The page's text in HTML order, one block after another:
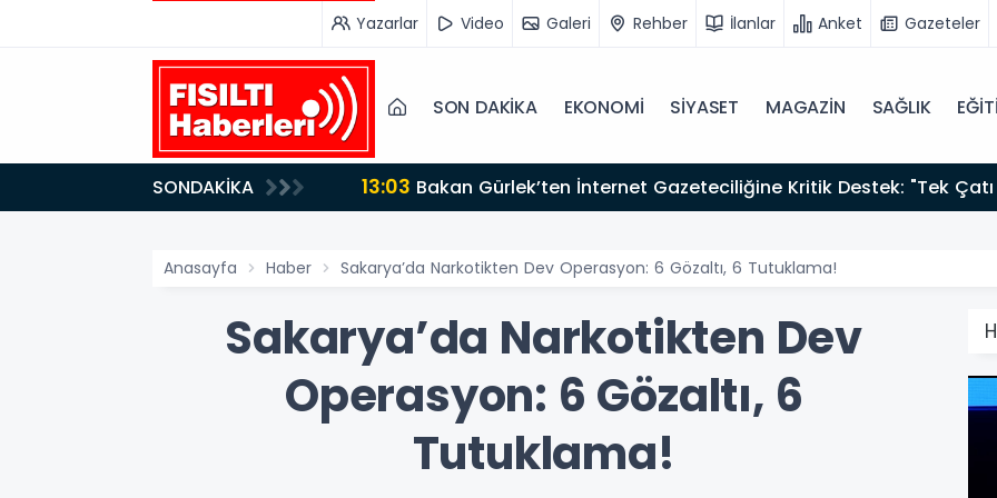
Yazarlar Video Galeri Rehber İlanlar Anket Gazeteler
SON DAKİKA EKONOMİ SİYASET MAGAZİN SAĞLIK
SONDAKİKA 13:03
Düzenlemeye Hazırız"
Anasayfa Haber Sakarya’da Narkotikten Dev Operasyon: 6 Gözaltı, 6 Tutuklama!
Sakarya’da Narkotikten Dev
Operasyon: 6 Gözaltı, 6
Tutuklama!